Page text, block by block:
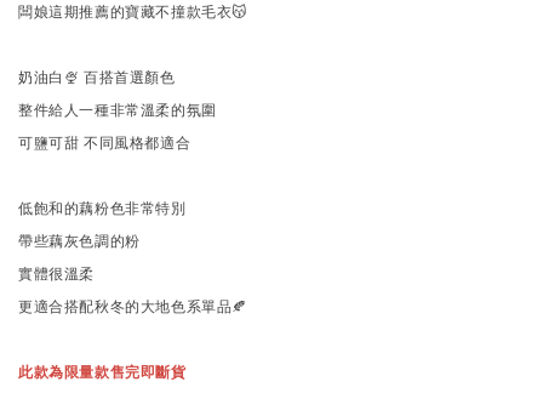
闆娘這期推薦的寶藏不撞款毛衣😽
奶油白🍨 百搭首選顏色
整件給人一種非常溫柔的氛圍
可鹽可甜 不同風格都適合
低飽和的藕粉色非常特別
帶些藕灰色調的粉
實體很溫柔
更適合搭配秋冬的大地色系單品🍂
此款為限量款售完即斷貨